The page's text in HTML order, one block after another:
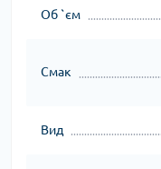
Об `єм
Смак
Вид